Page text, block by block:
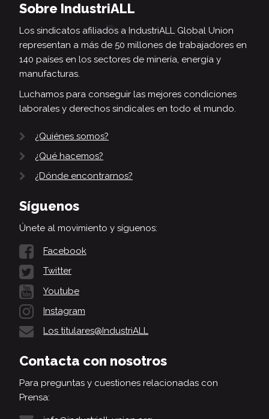
Sobre IndustriALL
Los sindicatos afiliados a IndustriALL Global Union
representan a más de 50 millones de trabajadores en
140 países en los sectores de minería, energía y
manufacturas.
Luchamos para conseguir las mejores condiciones
laborales y derechos sindicales en todo el mundo.
¿Quiénes somos?
¿Qué hacemos?
¿Dónde encontrarnos?
Síguenos
Únete al movimiento y síguenos:
Facebook
Twitter
Youtube
Instagram
Los titulares@IndustriALL
Contacta con nosotros
Para preguntas y cuestiones relacionadas con
Prensa: